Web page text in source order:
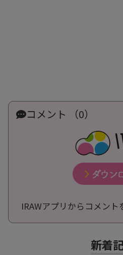
コメント （0）
IRAWアプリからコメン
新着